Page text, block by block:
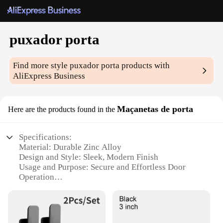
puxador porta
Find more stylepuxador porta products with
AliExpress Business
Here are the products found in the Maçanetas de porta
Specifications:
Material: Durable Zinc Alloy
Design and Style: Sleek, Modern Finish
Usage and Purpose: Secure and Effortless Door
Operation
Long-Lasting
Parts and Accessories: Includes Mounting Hardware
Applicable Scenarios: Suitable for Various Door